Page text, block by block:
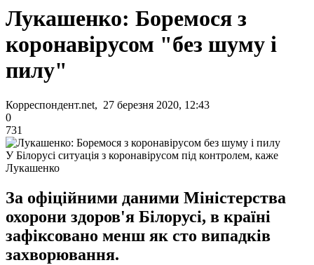
Лукашенко: Боремося з
коронавірусом "без шуму і
пилу"
Корреспондент.net, 27 березня 2020, 12:43
0
731
У Білорусі ситуація з коронавірусом під контролем, каже
Лукашенко
За офіційними даними Міністерства
охорони здоров'я Білорусі, в країні
зафіксовано менш як сто випадків
захворювання.